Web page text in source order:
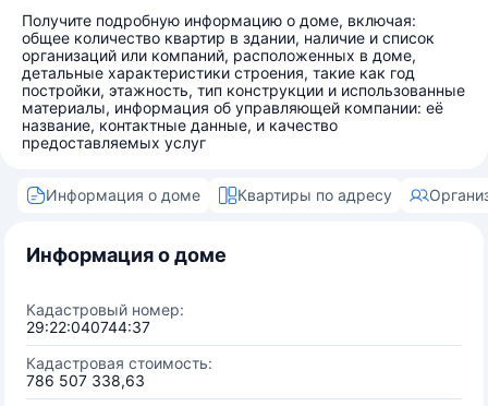
Получите подробную информацию о доме, включая:
общее количество квартир в здании, наличие и список
организаций или компаний, расположенных в доме,
детальные характеристики строения, такие как год
постройки, этажность, тип конструкции и использованные
материалы, информация об управляющей компании: её
название, контактные данные, и качество
предоставляемых услуг
Информация о доме Квартиры по адресу
Информация о доме
Кадастровый номер:
29:22:040744:37
Кадастровая стоимость:
786 507 338,63